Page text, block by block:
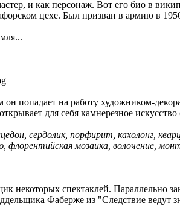
и как персонаж. Вот его био в
цехе. Был призван в армию в
он попадает на работу художником-
для себя камнерезное
сердолик, порфирит, кахолонг,
флорентийская мозаика, волочение,
некоторых спектаклей.
Фаберже из "Следствие ведут